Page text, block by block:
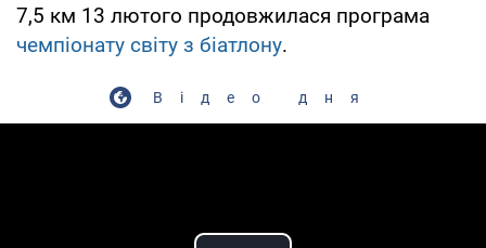
7,5 км 13 лютого продовжилася програма
чемпіонату світу з біатлону.
Відео дня